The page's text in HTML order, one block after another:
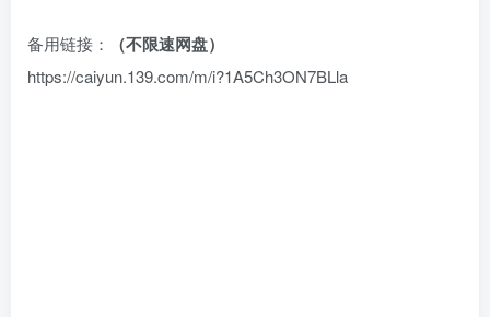
备用链接： （不限速网盘）
https://caiyun.139.com/m/i?1A5Ch3ON7BLla